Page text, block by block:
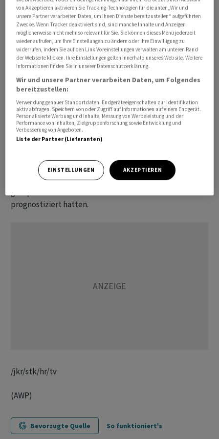
geknackt hatte.
Daten zur Preisentwicklung in den USA haben dem
Dollar vor allem am Vortag kräftig Auftrieb verliehen. In
der grössten Volkswirtschaft der Welt hatte sich die
Inflation zu Beginn des Jahres nicht so stark wie
erwartet abgeschwächt, was gegen eine baldige
Zinssenkung durch die US-Notenbank Fed spricht.
Der Devisenexperten Ulrich Leuchtmann von der
Commerzbank erklärt die aktuelle Dollar-Stärke damit,
dass die langfristigen Fed-Zinserwartungen «in
Leuchtmann glaubt der Markt mittlerweile nicht mehr
an schnellere Zinssenkungen, als die Mitglieder des
prognostiziert hatten.
/jkr/stk/hr/tv
(AWP)
Bevorzugte Quelle So funktioniert's
von Akzeptieren aktivieren Sie Tracking-Technologien für die unter „Wir und
unsere Partner verarbeiten Daten, um Ihnen Dienste bereitzustellen“ aufgeführten
Zwecke. Wenn Tracker deaktiviert sind, sind manche Inhalte und Anzeigen
möglicherweise nicht mehr so relevant für Sie. Sie können dieses Menü jederzeit
wieder aufrufen, um Ihre Einstellungen zu ändern oder Ihre Einwilligung zu
widerrufen, indem Sie auf den Link Voreinstellungen verwalten am unteren Rand
der Webseite klicken. Ihre Einstellungen gelten innerhalb unseres Website. Weitere
Informationen finden Sie in unserer Datenschutzerklärung.
Wir und unsere Partner verarbeiten Daten, um Folgendes
bereitzustellen:
Verwendung genauer Standortdaten. Endgeräteeigenschaften zur Identifikation
aktiv abfragen. Speichern von oder Zugriff auf Informationen auf einem Endgerät.
Personalisierte Werbung und Inhalte, Messung von Werbeleistung und der
Performance von Inhalten, Zielgruppenforschung sowie Entwicklung und
Verbesserung von Angeboten.
Liste der Partner (Lieferanten)
EINSTELLUNGEN AKZEPTIEREN